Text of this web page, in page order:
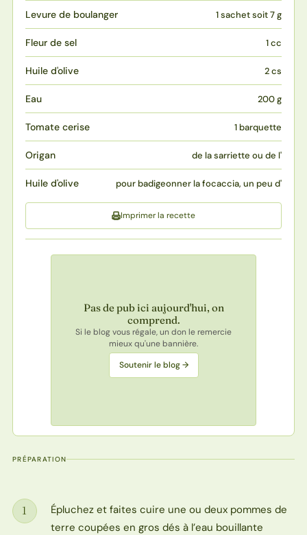
Levure de boulanger 1 sachet soit 7 g
Fleur de sel 1 cc
Huile d'olive 2 cs
Eau 200 g
Tomate cerise 1 barquette
Origan de la sarriette ou de l'
Huile d'olive pour badigeonner la focaccia, un peu d'
Imprimer la recette
Pas de pub ici aujourd'hui, on
comprend.
Si le blog vous régale, un don le remercie
mieux qu'une bannière.
Soutenir le blog →
PRÉPARATION
Étape
1
Épluchez et faites cuire une ou deux pommes de
terre coupées en gros dés à l’eau bouillante